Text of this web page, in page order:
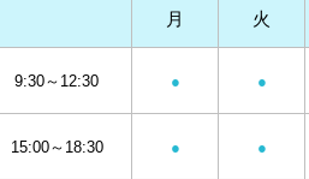
月 火
9:30～12:30 ● ●
15:00～18:30 ● ●